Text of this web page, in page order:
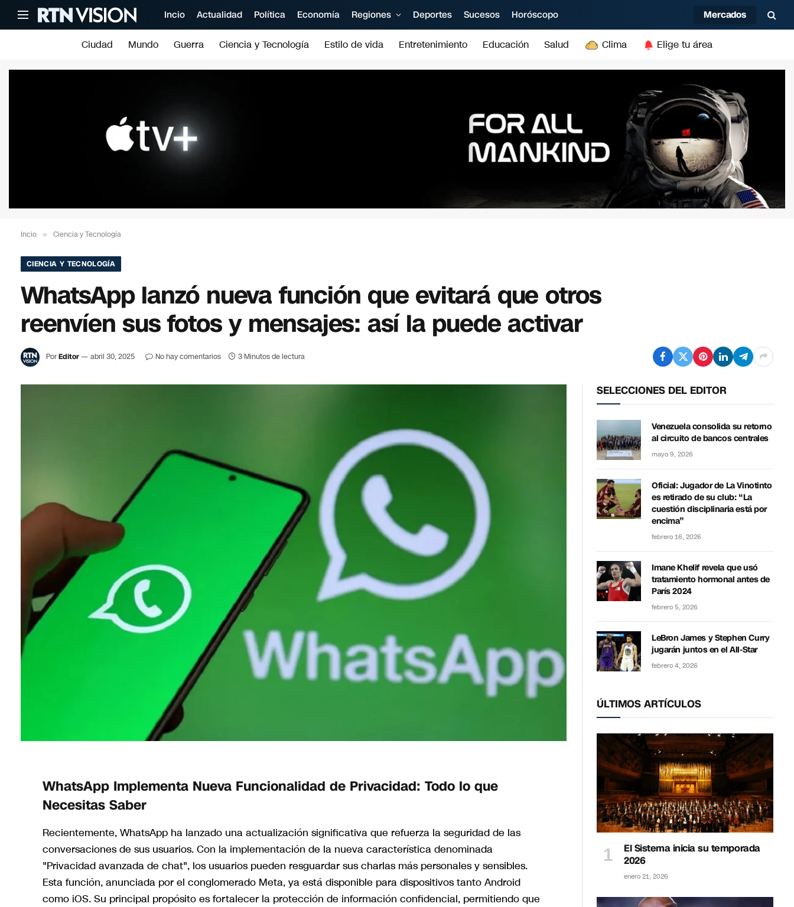
Incio Actualidad Política Economía Regiones Deportes Sucesos Horóscopo Mercados
Ciudad Mundo Guerra Ciencia y Tecnología Estilo de vida Entretenimiento Educación Salud Clima Elige tu área
Incio » Ciencia y Tecnología
CIENCIA Y TECNOLOGÍA
WhatsApp lanzó nueva función que evitará que otros
reenvíen sus fotos y mensajes: así la puede activar
PorEditor abril 30, 2025 No hay comentarios 3 Minutos de lectura
WhatsApp Implementa Nueva Funcionalidad de Privacidad: Todo lo que
Necesitas Saber
Recientemente, WhatsApp ha lanzado una actualización significativa que refuerza la seguridad de las
conversaciones de sus usuarios. Con la implementación de la nueva característica denominada
"Privacidad avanzada de chat", los usuarios pueden resguardar sus charlas más personales y sensibles.
Esta función, anunciada por el conglomerado Meta, ya está disponible para dispositivos tanto Android
como iOS. Su principal propósito es fortalecer la protección de información confidencial, permitiendo que
SELECCIONES DEL EDITOR
Venezuela consolida su retorno
al circuito de bancos centrales
mayo 9, 2026
Oficial: Jugador de La Vinotinto
es retirado de su club: “La
cuestión disciplinaria está por
encima”
febrero 16, 2026
Imane Khelif revela que usó
tratamiento hormonal antes de
París 2024
febrero 5, 2026
LeBron James y Stephen Curry
jugarán juntos en el All-Star
febrero 4, 2026
ÚLTIMOS ARTÍCULOS
El Sistema inicia su temporada
2026
enero 21, 2026